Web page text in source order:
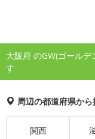
大阪府 のGW(ゴール
す
周辺の都道府県から
関西